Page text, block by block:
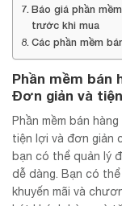
Báo giá phần
trước khi mua
Các phần mềm
Phần mềm bán
Đơn giản và
Phần mềm bán
tiện lợi và đơn giản
bạn có thể quản lý
dễ dàng. Bạn có
khuyến mãi và